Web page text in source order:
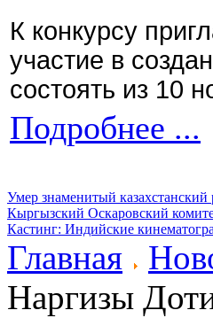
К конкурсу
участие в
состоять из 10
Подробнее ...
Умер знаменитый
Кыргызский Оскаровский
Кастинг: Индийские
Главная
Наргизы